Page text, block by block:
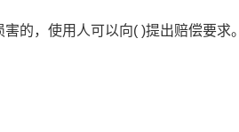
的，使用人可以向( )提出赔偿要求。